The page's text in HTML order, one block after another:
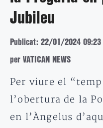
Jubileu
Publicat: 22/01/2024 09:23
per VATICAN NEWS
Per viure el
l’obertura de la
en l’Àngelus